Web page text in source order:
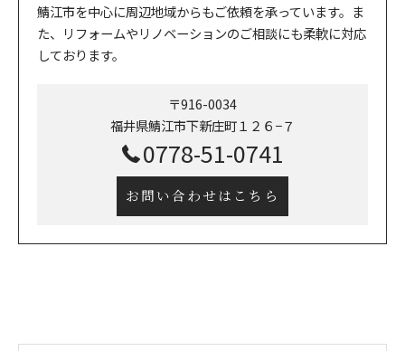
鯖江市を中心に周辺地域からもご依頼を承っています。ま
た、リフォームやリノベーションのご相談にも柔軟に対応
しております。
〒916-0034
福井県鯖江市下新庄町１２６−７
0778-51-0741
お問い合わせはこちら